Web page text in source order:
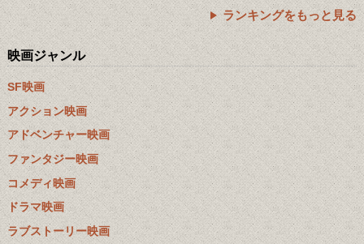
ランキングをもっと見る
映画ジャンル
SF映画
アクション映画
アドベンチャー映画
ファンタジー映画
コメディ映画
ドラマ映画
ラブストーリー映画